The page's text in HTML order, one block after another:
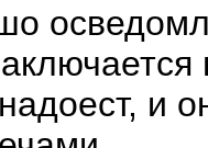
и